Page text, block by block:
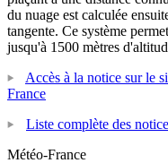
du nuage est calculée
tangente. Ce système
jusqu'à 1500 mètres
Accès à la notice sur le
France
Liste complète des
Météo-France